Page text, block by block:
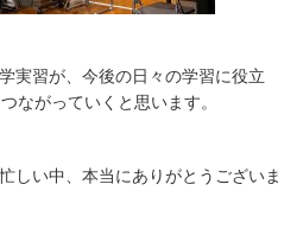
実習が、今後の日々の学習に役立
ながっていくと思います。
しい中、本当にありがとうございま